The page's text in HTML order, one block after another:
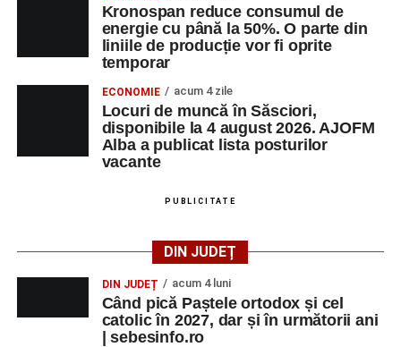
Kronospan reduce consumul de
energie cu până la 50%. O parte din
liniile de producție vor fi oprite
temporar
ECONOMIE acum 4 zile
Locuri de muncă în Săsciori,
disponibile la 4 august 2026. AJOFM
Alba a publicat lista posturilor
vacante
PUBLICITATE
DIN JUDEȚ
DIN JUDEȚ acum 4 luni
Când pică Paștele ortodox și cel
catolic în 2027, dar și în următorii ani
| sebesinfo.ro